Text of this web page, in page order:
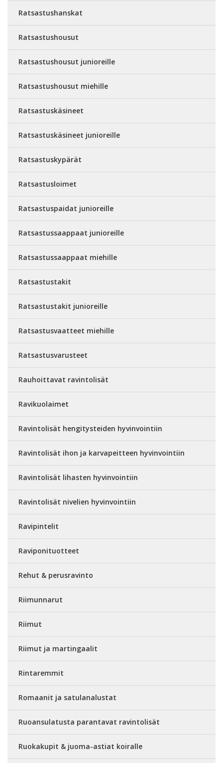
Ratsastushanskat
Ratsastushousut
Ratsastushousut junioreille
Ratsastushousut miehille
Ratsastuskäsineet
Ratsastuskäsineet junioreille
Ratsastuskypärät
Ratsastusloimet
Ratsastuspaidat junioreille
Ratsastussaappaat junioreille
Ratsastussaappaat miehille
Ratsastustakit
Ratsastustakit junioreille
Ratsastusvaatteet miehille
Ratsastusvarusteet
Rauhoittavat ravintolisät
Ravikuolaimet
Ravintolisät hengitysteiden hyvinvointiin
Ravintolisät ihon ja karvapeitteen hyvinvointiin
Ravintolisät lihasten hyvinvointiin
Ravintolisät nivelien hyvinvointiin
Ravipintelit
Raviponituotteet
Rehut & perusravinto
Riimunnarut
Riimut
Riimut ja martingaalit
Rintaremmit
Romaanit ja satulanalustat
Ruoansulatusta parantavat ravintolisät
Ruokakupit & juoma-astiat koiralle